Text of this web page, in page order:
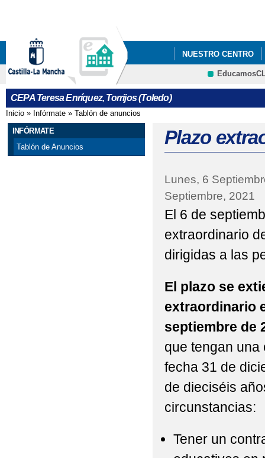
NUESTRO CENTRO
ERASMUS+
CEPA Teresa Enríquez, Torrijos (Toledo)
Se encuentra usted aquí
Inicio » Infórmate » Tablón de anuncios
INFÓRMATE
Tablón de Anuncios
Plazo
Lunes, 6
Septiembre, 2021
El 6 de
extraordinario
dirigidas a las
El plazo se
extraordinario
septiembre de
que tengan una
fecha 31 de
de dieciséis
circunstancias:
Tener un